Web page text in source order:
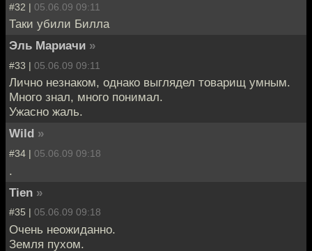
#32 | 05.06.09 09:11
Таки убили Билла
Эль Мариачи »
#33 | 05.06.09 09:11
Лично незнаком, однако выглядел товарищ умным.
Много знал, много понимал.
Ужасно жаль.
Wild »
#34 | 05.06.09 09:18
.
Tien »
#35 | 05.06.09 09:18
Очень неожиданно.
Земля пухом.